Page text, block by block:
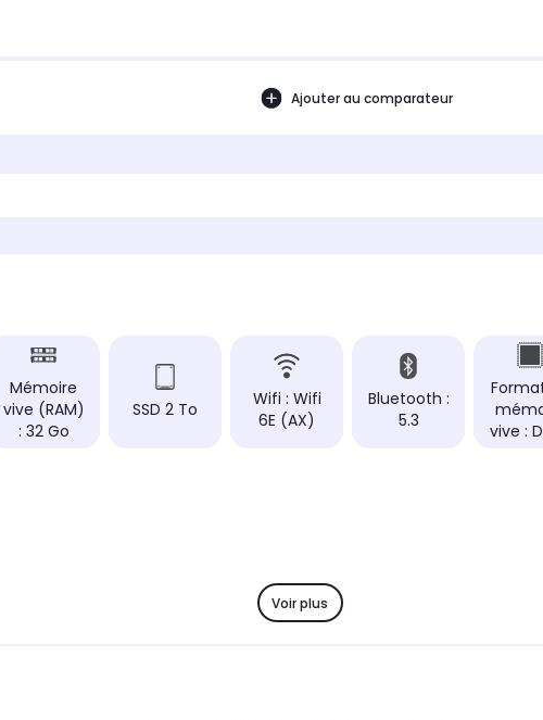
Ajouter au comparateur
Mémoire
vive (RAM)
: 32 Go
SSD 2 To
Wifi : Wifi
6E (AX)
Bluetooth :
5.3
vive :
Voir plus